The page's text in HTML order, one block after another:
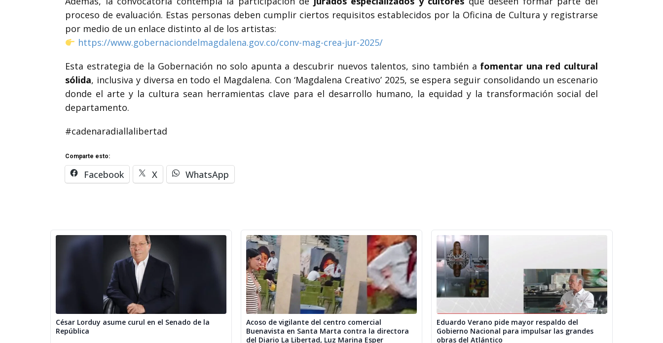
proceso de evaluación. Estas personas deben cumplir ciertos requisitos establecidos por la Oficina de Cultura y registrarse
por medio de un enlace distinto al de los artistas:
https://www.gobernaciondelmagdalena.gov.co/conv-mag-crea-jur-2025/
Esta estrategia de la Gobernación no solo apunta a descubrir nuevos talentos, sino también a fomentar una red cultural
sólida, inclusiva y diversa en todo el Magdalena. Con ‘Magdalena Creativo’ 2025, se espera seguir consolidando un escenario
donde el arte y la cultura sean herramientas clave para el desarrollo humano, la equidad y la transformación social del
departamento.
#cadenaradiallalibertad
Comparte esto:
Facebook X WhatsApp
César Lorduy asume curul en el Senado de la
República
Acoso de vigilante del centro comercial
Buenavista en Santa Marta contra la directora
del Diario La Libertad, Luz Marina Esper
Eduardo Verano pide mayor respaldo del
Gobierno Nacional para impulsar las grandes
obras del Atlántico